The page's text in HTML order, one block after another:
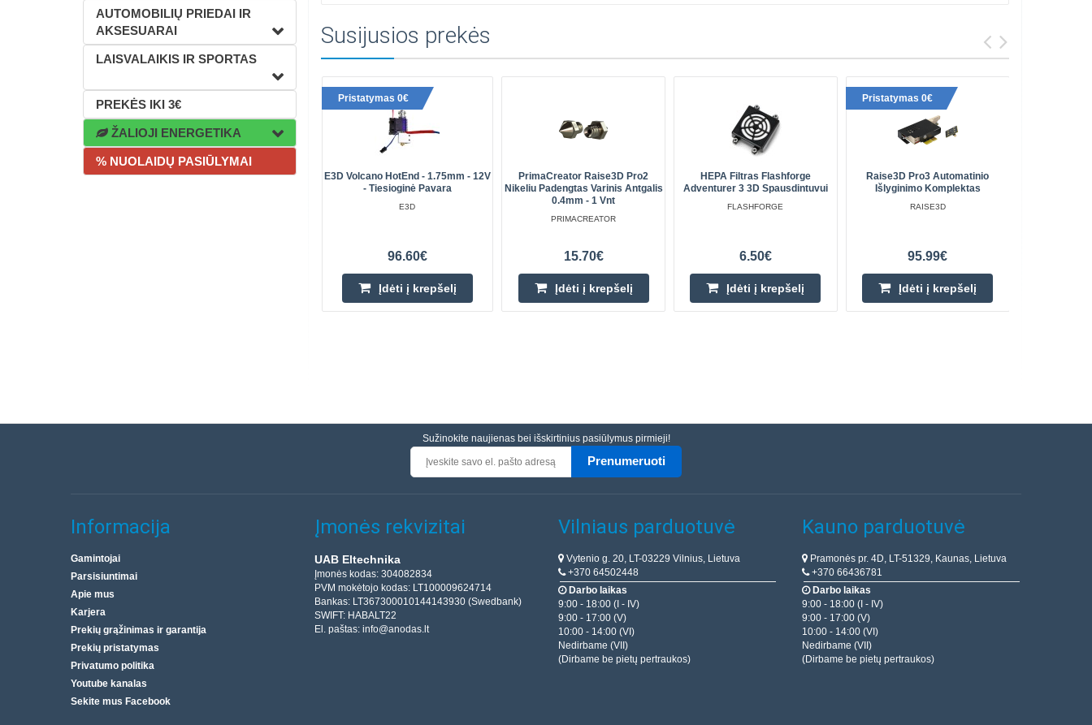
AUTOMOBILIŲ PRIEDAI IR
AKSESUARAI
LAISVALAIKIS IR SPORTAS
PREKĖS IKI 3€
ŽALIOJI ENERGETIKA
% NUOLAIDŲ PASIŪLYMAI
Susijusios prekės
Pristatymas 0€
E3D Volcano HotEnd - 1.75mm - 12V
- Tiesioginė Pavara
E3D
96.60€
Įdėti į krepšelį
PrimaCreator Raise3D Pro2
Nikeliu Padengtas Varinis Antgalis
0.4mm - 1 Vnt
PRIMACREATOR
15.70€
Įdėti į krepšelį
HEPA Filtras Flashforge
Adventurer 3 3D Spausdintuvui
FLASHFORGE
6.50€
Įdėti į krepšelį
Pristatymas 0€
Raise3D Pro3 Automatinio
Išlyginimo Komplektas
RAISE3D
95.99€
Įdėti į krepšelį
Sužinokite naujienas bei išskirtinius pasiūlymus pirmieji!
Prenumeruoti
Informacija
Gamintojai
Parsisiuntimai
Apie mus
Karjera
Prekių grąžinimas ir garantija
Prekių pristatymas
Privatumo politika
Youtube kanalas
Sekite mus Facebook
Įmonės rekvizitai
UAB Eltechnika
Įmonės kodas: 304082834
PVM mokėtojo kodas: LT100009624714
Bankas: LT367300010144143930 (Swedbank)
SWIFT: HABALT22
El. paštas: info@anodas.lt
Vilniaus parduotuvė
Vytenio g. 20, LT-03229 Vilnius, Lietuva
+370 64502448
Darbo laikas
9:00 - 18:00 (I - IV)
9:00 - 17:00 (V)
10:00 - 14:00 (VI)
Nedirbame (VII)
(Dirbame be pietų pertraukos)
Kauno parduotuvė
Pramonės pr. 4D, LT-51329, Kaunas, Lietuva
+370 66436781
Darbo laikas
9:00 - 18:00 (I - IV)
9:00 - 17:00 (V)
10:00 - 14:00 (VI)
Nedirbame (VII)
(Dirbame be pietų pertraukos)